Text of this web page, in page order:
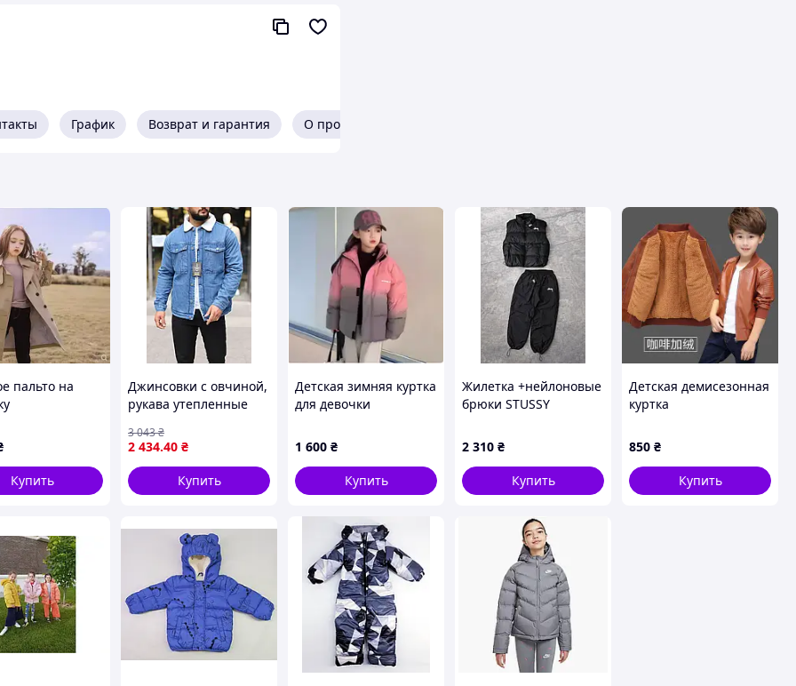
График Возврат и гарантия О продавце
пальто на
Купить
Джинсовки с овчиной,
рукава утепленные
2 434.40 ₴
3 043₴
Купить
Детская зимняя куртка
для девочки
1 600 ₴
Купить
Жилетка +нейлоновые
брюки STUSSY
2 310 ₴
Купить
Детская демисезонная
куртка
850 ₴
Купить